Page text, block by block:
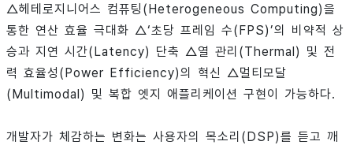
△헤테로지니어스 컴퓨팅(Heterogeneous Computing)을
통한 연산 효율 극대화 △‘초당 프레임 수(FPS)’의 비약적 상
승과 지연 시간(Latency) 단축 △열 관리(Thermal) 및 전
력 효율성(Power Efficiency)의 혁신 △멀티모달
(Multimodal) 및 복합 엣지 애플리케이션 구현이 가능하다.
개발자가 체감하는 변화는 사용자의 목소리(DSP)를 듣고 깨